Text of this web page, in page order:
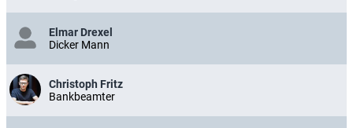
Elmar Drexel
Dicker Mann
Christoph Fritz
Bankbeamter